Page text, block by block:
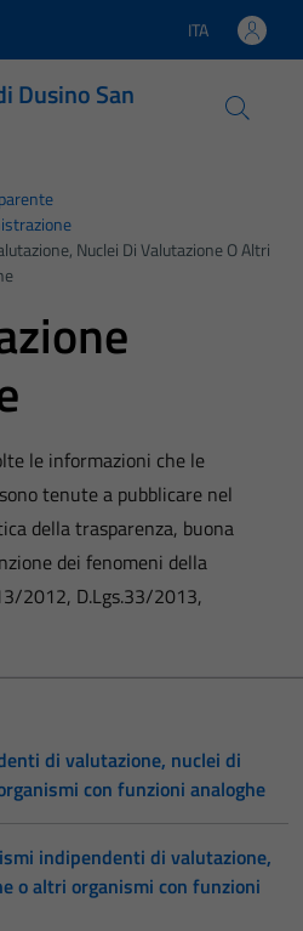
Lingua attiva:
ITA
Dusino San
Nuclei Di Valutazione O Altri
le informazioni che le
tenute a pubblicare nel
della trasparenza, buona
dei fenomeni della
2012, D.Lgs.33/2013,
di valutazione, nuclei di
con funzioni analoghe
indipendenti di valutazione,
o altri organismi con funzioni